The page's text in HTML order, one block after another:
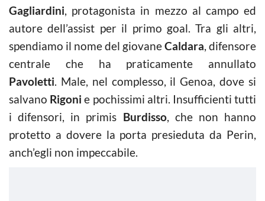
Gagliardini, protagonista in mezzo al campo ed
autore dell’assist per il primo goal. Tra gli altri,
spendiamo il nome del giovaneCaldara, difensore
centrale che ha praticamente annullato
Pavoletti. Male, nel complesso, il Genoa, dove si
salvano Rigoni e pochissimi altri. Insufficienti tutti
i difensori, in primis Burdisso, che non hanno
protetto a dovere la porta presieduta da Perin,
anch’egli non impeccabile.